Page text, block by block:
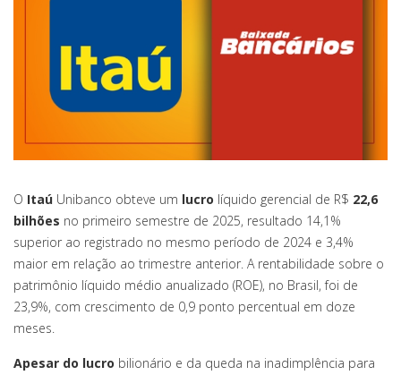
O Itaú Unibanco obteve um lucro líquido gerencial de R$ 22,6
bilhões no primeiro semestre de 2025, resultado 14,1%
superior ao registrado no mesmo período de 2024 e 3,4%
maior em relação ao trimestre anterior. A rentabilidade sobre o
patrimônio líquido médio anualizado (ROE), no Brasil, foi de
23,9%, com crescimento de 0,9 ponto percentual em doze
meses.
Apesar do lucro bilionário e da queda na inadimplência para